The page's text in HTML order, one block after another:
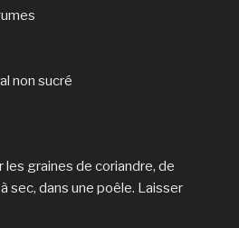
non sucré
graines de coriandre, de
sec, dans une poêle. Laisser